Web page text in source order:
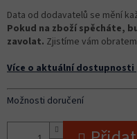
Data od dodavatelů se mění
Pokud na zboží spěcháte,
zavolat. Zjistíme vám
Více o aktuální
Možnosti doručení